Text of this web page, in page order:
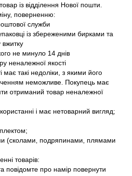
із відділення Нової пошти.
поверненню:
служби
із збереженими бирками та
не минуло 14 днів
неналежної якості
має такі недоліки, з якими його
неможливе. Покупець має
отриманий товар неналежної
і має нетоварний вигляд;
(сколами, подряпинами, плямами
товарів:
повідомте про намір повернути